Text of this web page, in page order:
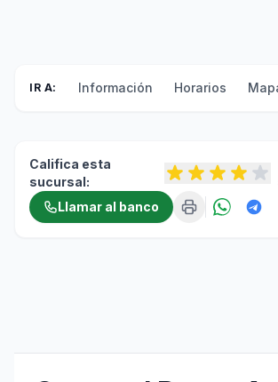
IR A: Información Horarios
Califica esta
sucursal:
Llamar al banco